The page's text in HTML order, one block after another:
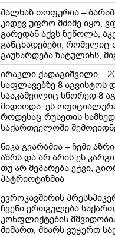
მალხაზ თოფურია –
კიდევ უფრო მძიმე იყო,
გარედან აქვს ზეწოლა,
განცხადებები, რომელიც
გაუხარდება ზატულინს,
ირაკლი ქადაგიშვილი –
საფლავებზე 8 აგვისტოს
სააკაშვილიც სწორედ 8
მიდიოდა, ეს
როდესაც რუსეთის
საქართველოში
ნიკა გვარამია – ჩემი
აზრს და არ არის ეს
თუ არ მეპარება ეჭვი,
პატრიოტიზმია
ევროკავშირის
ჩვენი ერთგულება
კონფლიქტების
მიმართ, მხარს ვუჭერთ